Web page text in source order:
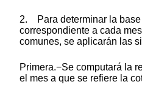
2. Para determinar la base
correspondiente a cada
comunes, se aplicarán las
Primera.−Se computará la
el mes a que se refiere la